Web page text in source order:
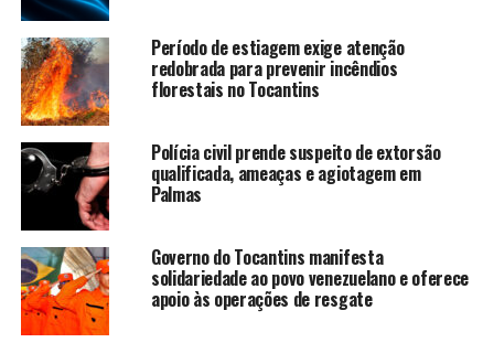
Período de estiagem exige atenção
redobrada para prevenir incêndios
florestais no Tocantins
Polícia civil prende suspeito de extorsão
qualificada, ameaças e agiotagem em
Palmas
Governo do Tocantins manifesta
solidariedade ao povo venezuelano e oferece
apoio às operações de resgate